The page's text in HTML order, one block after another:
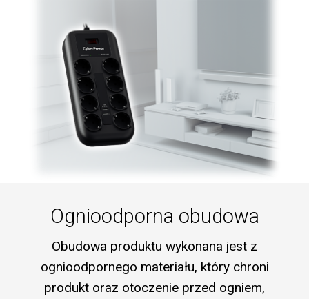
Ognioodporna obudowa
Obudowa produktu wykonana jest z
ognioodpornego materiału, który chroni
produkt oraz otoczenie przed ogniem,